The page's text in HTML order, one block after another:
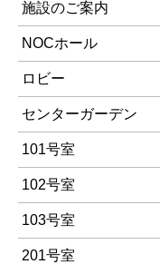
施設のご案内
NOCホール
ロビー
センターガーデン
101号室
102号室
103号室
201号室